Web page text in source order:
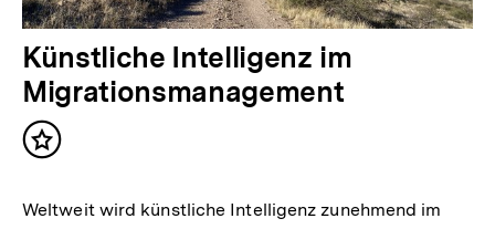
Künstliche Intelligenz im
Migrationsmanagement
Inhalt
Weltweit wird künstliche Intelligenz zunehmend im